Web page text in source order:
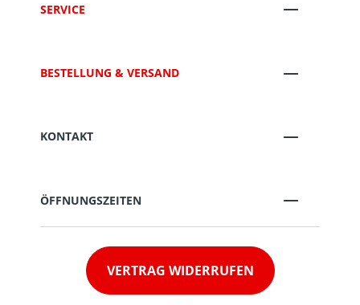
SERVICE
BESTELLUNG & VERSAND
KONTAKT
ÖFFNUNGSZEITEN
VERTRAG WIDERRUFEN